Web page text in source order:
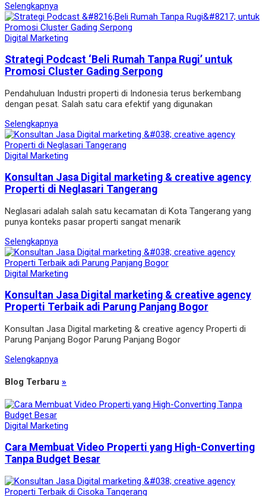
Selengkapnya
Digital Marketing
Strategi Podcast ‘Beli Rumah Tanpa Rugi’ untuk
Promosi Cluster Gading Serpong
Pendahuluan Industri properti di Indonesia terus berkembang
dengan pesat. Salah satu cara efektif yang digunakan
Selengkapnya
Digital Marketing
Konsultan Jasa Digital marketing & creative agency
Properti di Neglasari Tangerang
Neglasari adalah salah satu kecamatan di Kota Tangerang yang
punya konteks pasar properti sangat menarik
Selengkapnya
Digital Marketing
Konsultan Jasa Digital marketing & creative agency
Properti Terbaik adi Parung Panjang Bogor
Konsultan Jasa Digital marketing & creative agency Properti di
Parung Panjang Bogor Parung Panjang Bogor
Selengkapnya
Blog Terbaru »
Digital Marketing
Cara Membuat Video Properti yang High-Converting
Tanpa Budget Besar